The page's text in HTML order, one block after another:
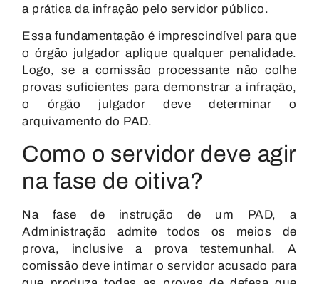
a prática da infração pelo servidor público.
Essa fundamentação é imprescindível para que
o órgão julgador aplique qualquer penalidade.
Logo, se a comissão processante não colhe
provas suficientes para demonstrar a infração,
o órgão julgador deve determinar o
arquivamento do PAD.
Como o servidor deve agir
na fase de oitiva?
Na fase de instrução de um PAD, a
Administração admite todos os meios de
prova, inclusive a prova testemunhal. A
comissão deve intimar o servidor acusado para